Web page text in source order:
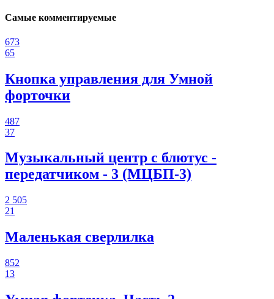
Самые комментируемые
673
65
Кнопка управления для Умной
форточки
487
37
Музыкальный центр с блютус -
передатчиком - 3 (МЦБП-3)
2 505
21
Маленькая сверлилка
852
13